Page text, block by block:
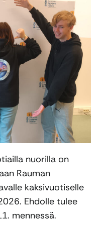
nuorilla on
Rauman
kaksivuotiselle
Ehdolle tulee
mennessä.